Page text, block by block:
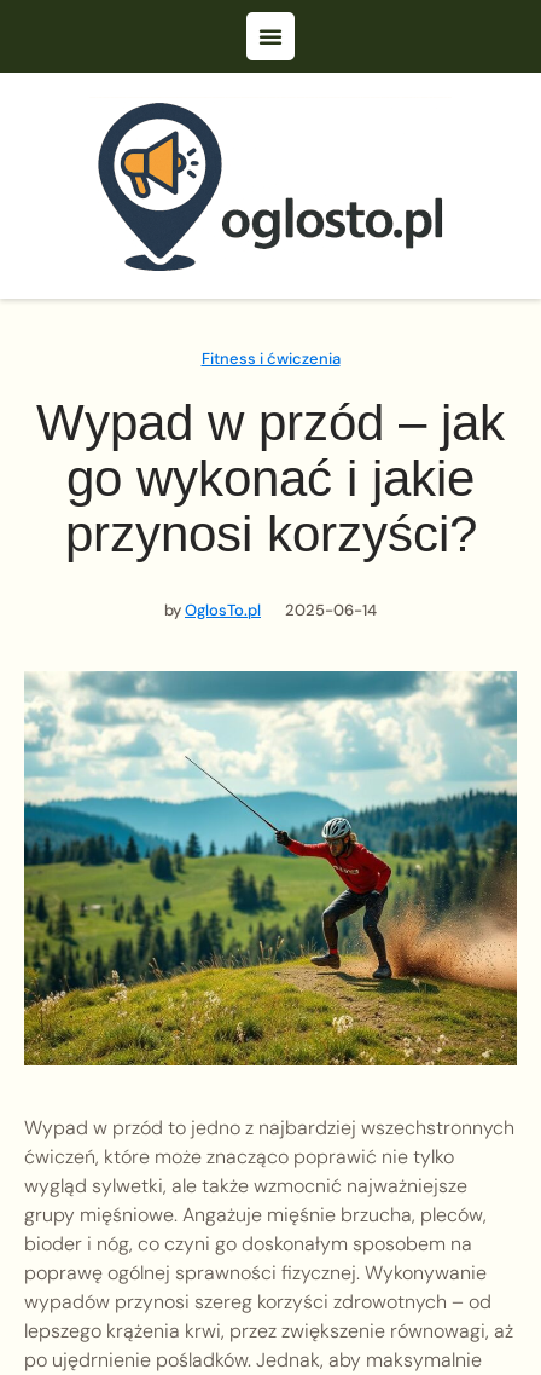
Fitness i ćwiczenia
Wypad w przód – jak
go wykonać i jakie
przynosi korzyści?
byOglosTo.pl 2025-06-14
Wypad w przód to jedno z najbardziej wszechstronnych
ćwiczeń, które może znacząco poprawić nie tylko
wygląd sylwetki, ale także wzmocnić najważniejsze
grupy mięśniowe. Angażuje mięśnie brzucha, pleców,
bioder i nóg, co czyni go doskonałym sposobem na
poprawę ogólnej sprawności fizycznej. Wykonywanie
wypadów przynosi szereg korzyści zdrowotnych – od
lepszego krążenia krwi, przez zwiększenie równowagi, aż
po ujędrnienie pośladków. Jednak, aby maksymalnie